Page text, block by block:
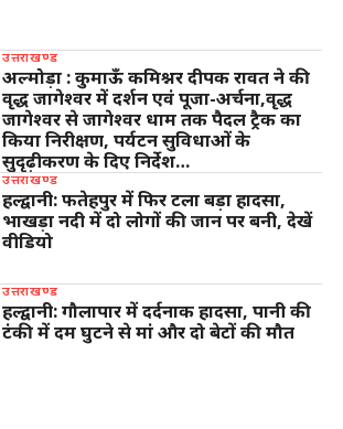
उत्तराखण्ड
अल्मोड़ा : कुमाऊँ कमिश्नर दीपक रावत ने की
वृद्ध जागेश्वर में दर्शन एवं पूजा-अर्चना,वृद्ध
जागेश्वर से जागेश्वर धाम तक पैदल ट्रैक का
किया निरीक्षण, पर्यटन सुविधाओं के
सुदृढ़ीकरण के दिए निर्देश…
उत्तराखण्ड
हल्द्वानी: फतेहपुर में फिर टला बड़ा हादसा,
भाखड़ा नदी में दो लोगों की जान पर बनी, देखें
वीडियो
उत्तराखण्ड
हल्द्वानी: गौलापार में दर्दनाक हादसा, पानी की
टंकी में दम घुटने से मां और दो बेटों की मौत